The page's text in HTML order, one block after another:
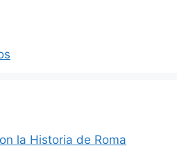
la Historia de Roma